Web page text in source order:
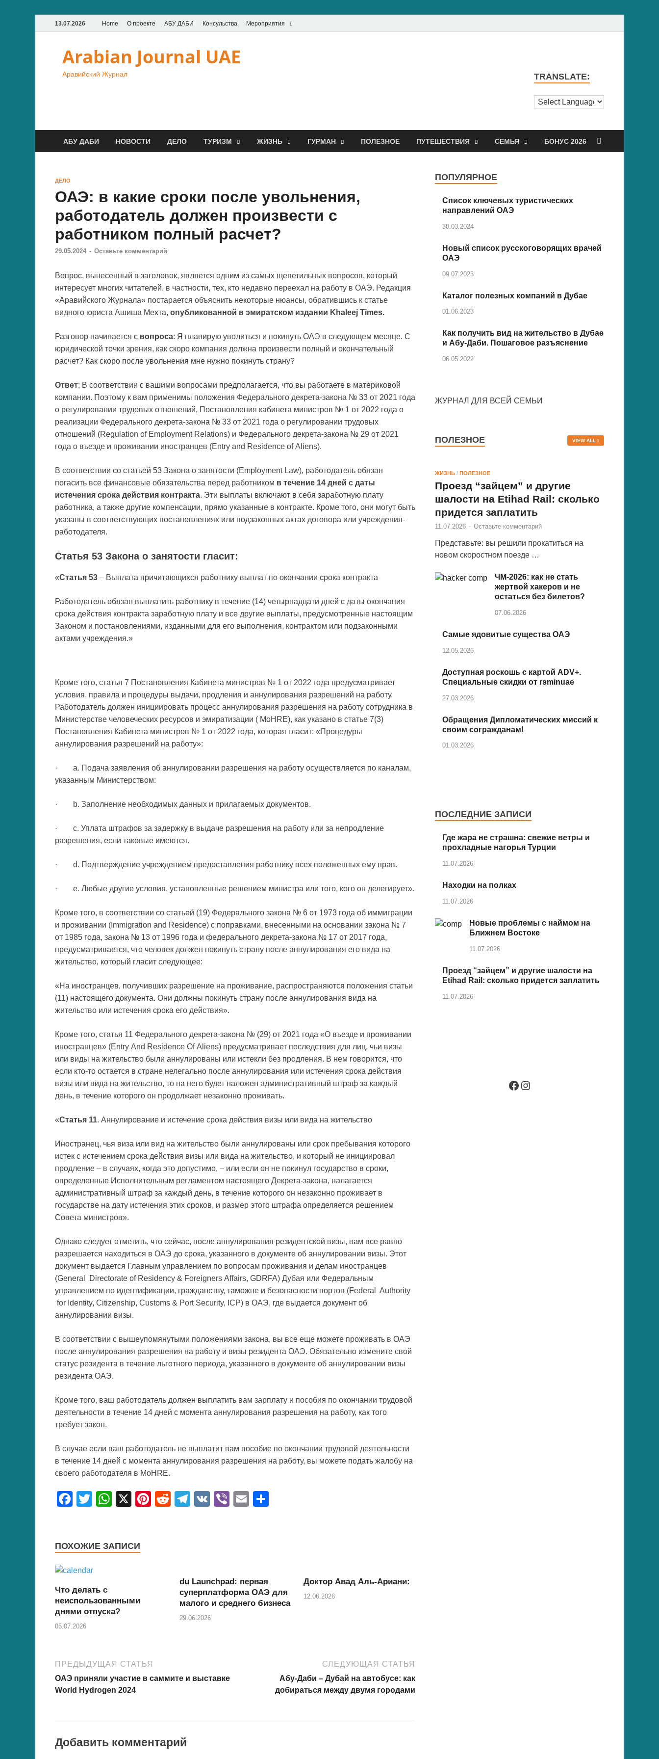
13.07.2026 Home О проекте АБУ ДАБИ Консульства Мероприятия
Arabian Journal UAE
Аравийский Журнал TRANSLATE:
АБУ ДАБИ НОВОСТИ ДЕЛО ТУРИЗМ ЖИЗНЬ ГУРМАН ПОЛЕЗНОЕ ПУТЕШЕСТВИЯ СЕМЬЯ БОНУС 2026
ДЕЛО
ОАЭ: в какие сроки после увольнения,
работодатель должен произвести с
работником полный расчет?
29.05.2024 - Оставьте комментарий
Вопрос, вынесенный в заголовок, является одним из самых щепетильных вопросов, который
интересует многих читателей, в частности, тех, кто недавно переехал на работу в ОАЭ. Редакция
«Аравийского Журнала» постарается объяснить некоторые нюансы, обратившись к статье
видного юриста Ашиша Мехта, опубликованной в эмиратском издании Khaleej Times.
Разговор начинается с вопроса: Я планирую уволиться и покинуть ОАЭ в следующем месяце. С
юридической точки зрения, как скоро компания должна произвести полный и окончательный
расчет? Как скоро после увольнения мне нужно покинуть страну?
Ответ: В соответствии с вашими вопросами предполагается, что вы работаете в материковой
компании. Поэтому к вам применимы положения Федерального декрета-закона № 33 от 2021 года
о регулировании трудовых отношений, Постановления кабинета министров № 1 от 2022 года о
реализации Федерального декрета-закона № 33 от 2021 года о регулировании трудовых
отношений (Regulation of Employment Relations) и Федерального декрета-закона № 29 от 2021
года о въезде и проживании иностранцев (Entry and Residence of Aliens).
В соответствии со статьей 53 Закона о занятости (Employment Law), работодатель обязан
погасить все финансовые обязательства перед работником в течение 14 дней с даты
истечения срока действия контракта. Эти выплаты включают в себя заработную плату
работника, а также другие компенсации, прямо указанные в контракте. Кроме того, они могут быть
указаны в соответствующих постановлениях или подзаконных актах договора или учреждения-
работодателя.
Статья 53 Закона о занятости гласит:
«Статья 53 – Выплата причитающихся работнику выплат по окончании срока контракта
Работодатель обязан выплатить работнику в течение (14) четырнадцати дней с даты окончания
срока действия контракта заработную плату и все другие выплаты, предусмотренные настоящим
Законом и постановлениями, изданными для его выполнения, контрактом или подзаконными
актами учреждения.»
Кроме того, статья 7 Постановления Кабинета министров № 1 от 2022 года предусматривает
условия, правила и процедуры выдачи, продления и аннулирования разрешений на работу.
Работодатель должен инициировать процесс аннулирования разрешения на работу сотрудника в
Министерстве человеческих ресурсов и эмиратизации ( MoHRE), как указано в статье 7(3)
Постановления Кабинета министров № 1 от 2022 года, которая гласит: «Процедуры
аннулирования разрешений на работу»:
· a. Подача заявления об аннулировании разрешения на работу осуществляется по каналам,
указанным Министерством:
· b. Заполнение необходимых данных и прилагаемых документов.
· c. Уплата штрафов за задержку в выдаче разрешения на работу или за непродление
разрешения, если таковые имеются.
· d. Подтверждение учреждением предоставления работнику всех положенных ему прав.
· e. Любые другие условия, установленные решением министра или того, кого он делегирует».
Кроме того, в соответствии со статьей (19) Федерального закона № 6 от 1973 года об иммиграции
и проживании (Immigration and Residence) с поправками, внесенными на основании закона № 7
от 1985 года, закона № 13 от 1996 года и федерального декрета-закона № 17 от 2017 года,
предусматривается, что человек должен покинуть страну после аннулирования его вида на
жительство, который гласит следующее:
«На иностранцев, получивших разрешение на проживание, распространяются положения статьи
(11) настоящего документа. Они должны покинуть страну после аннулирования вида на
жительство или истечения срока его действия».
Кроме того, статья 11 Федерального декрета-закона № (29) от 2021 года «О въезде и проживании
иностранцев» (Entry And Residence Of Aliens) предусматривает последствия для лиц, чьи визы
или виды на жительство были аннулированы или истекли без продления. В нем говорится, что
если кто-то остается в стране нелегально после аннулирования или истечения срока действия
визы или вида на жительство, то на него будет наложен административный штраф за каждый
день, в течение которого он продолжает незаконно проживать.
«Статья 11. Аннулирование и истечение срока действия визы или вида на жительство
Иностранец, чья виза или вид на жительство были аннулированы или срок пребывания которого
истек с истечением срока действия визы или вида на жительство, и который не инициировал
продление – в случаях, когда это допустимо, – или если он не покинул государство в сроки,
определенные Исполнительным регламентом настоящего Декрета-закона, налагается
административный штраф за каждый день, в течение которого он незаконно проживает в
государстве на дату истечения этих сроков, и размер этого штрафа определяется решением
Совета министров».
Однако следует отметить, что сейчас, после аннулирования резидентской визы, вам все равно
разрешается находиться в ОАЭ до срока, указанного в документе об аннулировании визы. Этот
документ выдается Главным управлением по вопросам проживания и делам иностранцев
(General Directorate of Residency & Foreigners Affairs, GDRFA) Дубая или Федеральным
управлением по идентификации, гражданству, таможне и безопасности портов (Federal Authority
for Identity, Citizenship, Customs & Port Security, ICP) в ОАЭ, где выдается документ об
аннулировании визы.
В соответствии с вышеупомянутыми положениями закона, вы все еще можете проживать в ОАЭ
после аннулирования разрешения на работу и визы резидента ОАЭ. Обязательно измените свой
статус резидента в течение льготного периода, указанного в документе об аннулировании визы
резидента ОАЭ.
Кроме того, ваш работодатель должен выплатить вам зарплату и пособия по окончании трудовой
деятельности в течение 14 дней с момента аннулирования разрешения на работу, как того
требует закон.
В случае если ваш работодатель не выплатит вам пособие по окончании трудовой деятельности
в течение 14 дней с момента аннулирования разрешения на работу, вы можете подать жалобу на
своего работодателя в MoHRE.
F
e
o
o
k
T
er
W
s
X
Pi
R
T
m
V
Vi
E
ть
ПОХОЖИЕ ЗАПИСИ
Что делать с
неиспользованными
днями отпуска?
05.07.2026
du Launchpad: первая
суперплатформа ОАЭ для
малого и среднего бизнеса
29.06.2026
Доктор Авад Аль-Ариани:
12.06.2026
ПРЕДЫДУЩАЯ СТАТЬЯ
ОАЭ приняли участие в саммите и выставке
World Hydrogen 2024
СЛЕДУЮЩАЯ СТАТЬЯ
Абу-Даби – Дубай на автобусе: как
добираться между двумя городами
Добавить комментарий
ПОПУЛЯРНОЕ
Список ключевых туристических
направлений ОАЭ
30.03.2024
Новый список русскоговорящих врачей
ОАЭ
09.07.2023
Каталог полезных компаний в Дубае
01.06.2023
Как получить вид на жительство в Дубае
и Абу-Даби. Пошаговое разъяснение
06.05.2022
ЖУРНАЛ ДЛЯ ВСЕЙ СЕМЬИ
ПОЛЕЗНОЕ VIEW ALL
ЖИЗНЬ /ПОЛЕЗНОЕ
Проезд “зайцем” и другие
шалости на Etihad Rail: сколько
придется заплатить
11.07.2026 - Оставьте комментарий
Представьте: вы решили прокатиться на
новом скоростном поезде …
ЧМ-2026: как не стать
жертвой хакеров и не
остаться без билетов?
07.06.2026
Самые ядовитые существа ОАЭ
12.05.2026
Доступная роскошь с картой ADV+.
Специальные скидки от rsminuae
27.03.2026
Обращения Дипломатических миссий к
своим согражданам!
01.03.2026
ПОСЛЕДНИЕ ЗАПИСИ
Где жара не страшна: свежие ветры и
прохладные нагорья Турции
11.07.2026
Находки на полках
11.07.2026
Новые проблемы с наймом на
Ближнем Востоке
11.07.2026
Проезд “зайцем” и другие шалости на
Etihad Rail: сколько придется заплатить
11.07.2026